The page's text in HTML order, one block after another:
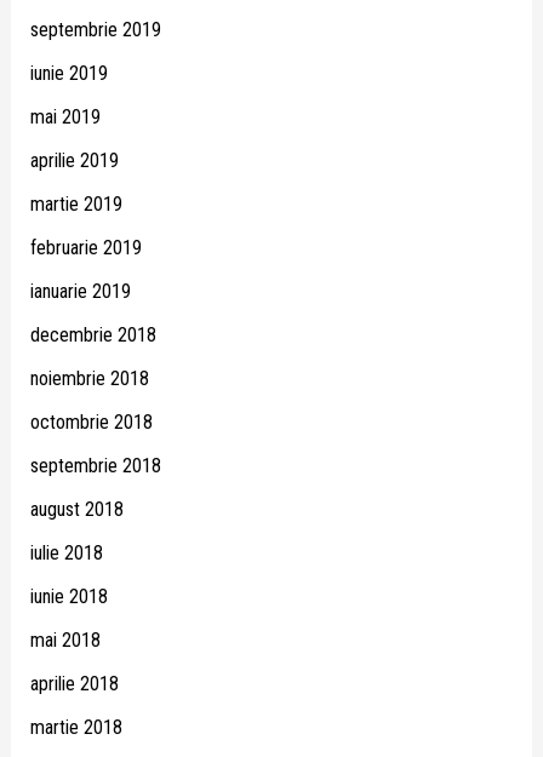
septembrie 2019
iunie 2019
mai 2019
aprilie 2019
martie 2019
februarie 2019
ianuarie 2019
decembrie 2018
noiembrie 2018
octombrie 2018
septembrie 2018
august 2018
iulie 2018
iunie 2018
mai 2018
aprilie 2018
martie 2018